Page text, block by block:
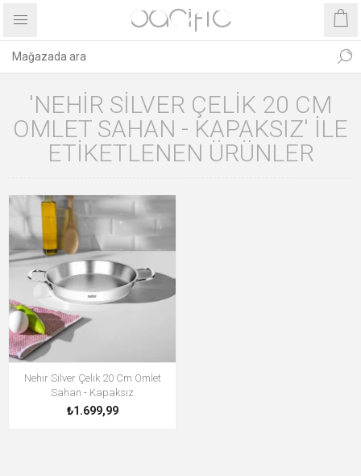
'NEHIR SILVER ÇELIK 20 CM
OMLET SAHAN - KAPAKSIZ' ILE
ETIKETLENEN ÜRÜNLER
Nehir Silver Çelik 20 Cm Omlet
Sahan - Kapaksız
₺1.699,99